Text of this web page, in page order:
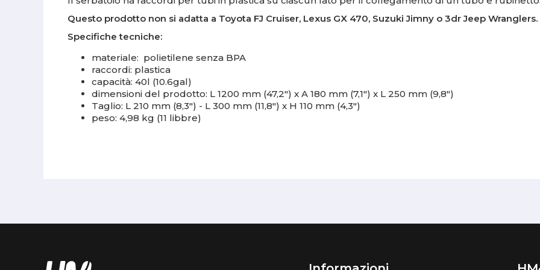
Questo prodotto non si adatta a Toyota FJ Cruiser, Lexus GX 470, Suzuki Jimny o 3dr Jeep Wranglers.
Specifiche tecniche:
materiale: polietilene senza BPA
raccordi: plastica
capacità: 40l (10.6gal)
dimensioni del prodotto: L 1200 mm (47,2") x A 180 mm (7,1") x L 250 mm (9,8")
Taglio: L 210 mm (8,3") - L 300 mm (11,8") x H 110 mm (4,3")
peso: 4,98 kg (11 libbre)